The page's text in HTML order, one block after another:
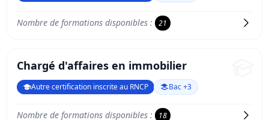
Nombre de formations disponibles : 21
Chargé d'affaires en immobilier
Autre certification inscrite au RNCP Bac +3
Nombre de formations disponibles : 18